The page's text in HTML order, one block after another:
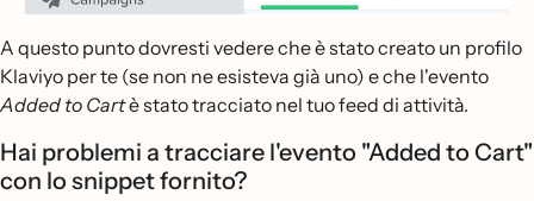
A questo punto dovresti vedere che è stato creato un profilo
Klaviyo per te (se non ne esisteva già uno) e che l'evento
Added to Cartè stato tracciato nel tuo feed di attività.
Hai problemi a tracciare l'evento "Added to Cart"
con lo snippet fornito?